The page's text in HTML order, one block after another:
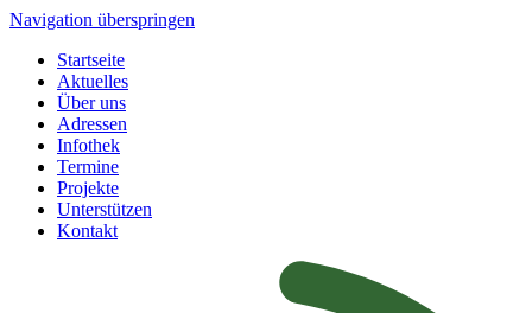
Navigation überspringen
Startseite
Aktuelles
Über uns
Adressen
Infothek
Termine
Projekte
Unterstützen
Kontakt